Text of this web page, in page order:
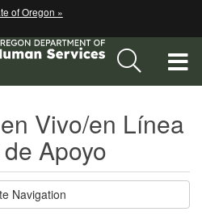
of Oregon »
Vivo/en Línea
Apoyo
Navigation
Submit